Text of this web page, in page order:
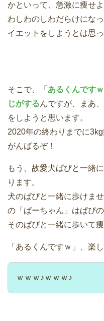
かといって、急激に痩せ
わしわのしわだらけにな
イエットをしようとは思っ
そこで、
「あるくんです
じがするんですが、まあ
をしようと思います。
2020年の終わりまでに
がんばるぞ！
もう、故愛犬ぱぴと一緒
ります。
犬のぱぴと一緒に歩けま
の「ぱーちゃん」はぱぴの
そのぱぴと一緒に歩いて痩
「あるくんですｗ」、楽し
ｗｗｗ♪ｗｗｗ♪